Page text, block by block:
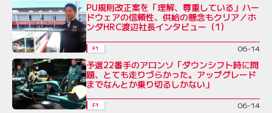
PU規則改正案を「理解、尊重している」ハー
ドウェアの信頼性、供給の懸念もクリア／ホ
ンダHRC渡辺社長インタビュー（1）
F1 06-14
予選22番手のアロンソ「ダウンシフト時に問
題、とても走りづらかった。アップグレード
までなんとか乗り切るしかない」
F1 06-14